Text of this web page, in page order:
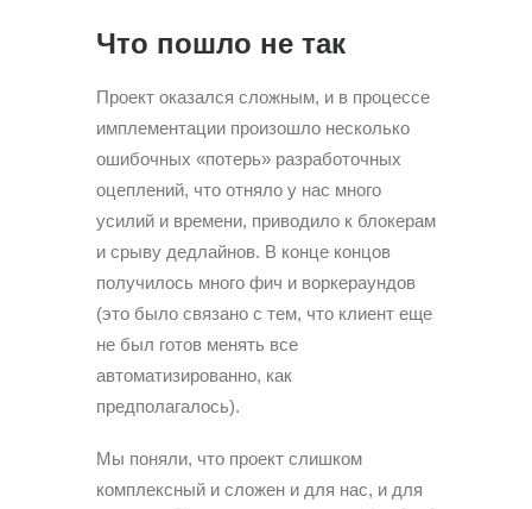
Что пошло не так
Проект оказался сложным, и в процессе
имплементации произошло несколько
ошибочных «потерь» разработочных
оцеплений, что отняло у нас много
усилий и времени, приводило к блокерам
и срыву дедлайнов. В конце концов
получилось много фич и воркераундов
(это было связано с тем, что клиент еще
не был готов менять все
автоматизированно, как
предполагалось).
Мы поняли, что проект слишком
комплексный и сложен и для нас, и для